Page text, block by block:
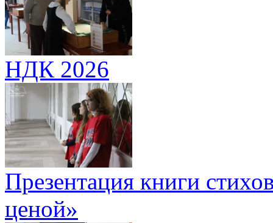
НДК 2026
Презентация книги
ценой»